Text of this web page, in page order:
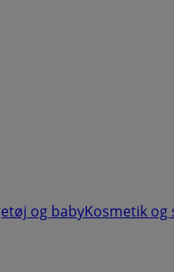
og babyKosmetik og